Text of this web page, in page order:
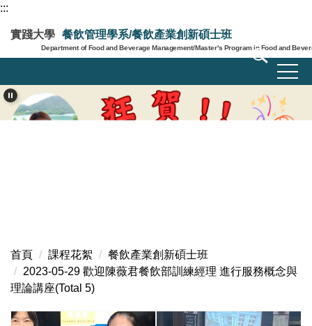
跳
到
主
要
容
區
:::
實踐大學 餐飲管理學系/餐飲產業創新碩士班
Department of Food and Beverage Management/Master's Program in Food and
首頁 課程花絮
餐飲產業創新碩士班
2023-05-29 歡迎陳薇君餐飲部訓練經理 進行服務概念與
理論講座(Total 5)